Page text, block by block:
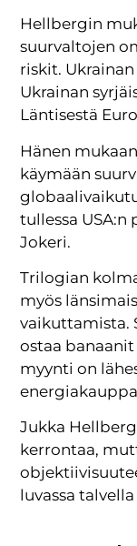
Hellbergin
suurvaltojen
riskit.
Ukrainan
Läntisestä
Hänen
käymään
tullessa
Jokeri.
Trilogian
myös
vaikuttamista.
ostaa
myynti on
Jukka
kerrontaa,
luvassa